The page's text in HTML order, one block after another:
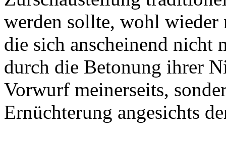
werden sollte, wohl wieder
die sich anscheinend nicht
durch die Betonung ihrer
Vorwurf meinerseits,
Ernüchterung angesichts